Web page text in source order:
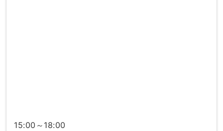
15:00～18:00